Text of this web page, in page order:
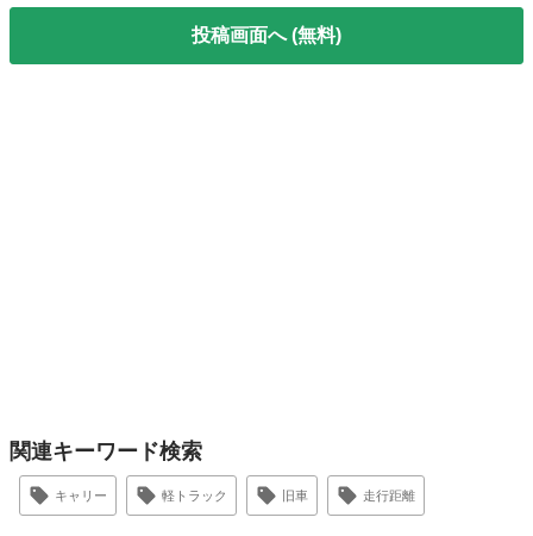
投稿画面へ (無料)
関連キーワード検索
キャリー 軽トラック 旧車 走行距離